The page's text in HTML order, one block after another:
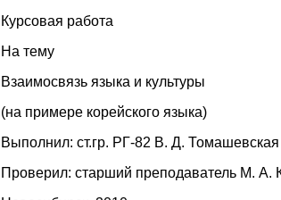
Курсовая работа
На тему
Взаимосвязь языка и культуры
(на примере корейского языка)
Выполнил: ст.гр. РГ-82 В. Д. Томашевская
Проверил: старший преподаватель М. А.